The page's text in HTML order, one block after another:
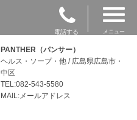
電話する メニュー
PANTHER（パンサー）
ヘルス・ソープ・他 / 広島県広島市・
中区
TEL:082-543-5580
MAIL:メールアドレス